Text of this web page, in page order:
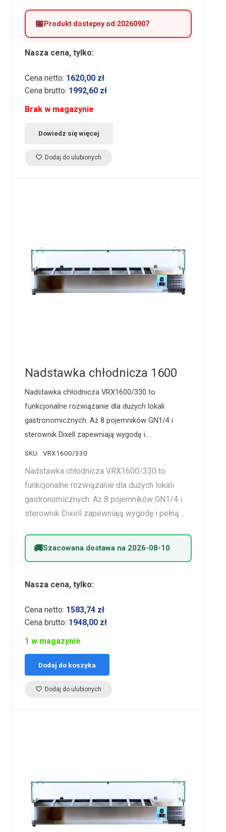
Produkt dostepny od:20260907
Nasza cena, tylko:
Cena netto: 1620,00 zł
Cena brutto: 1992,60 zł
Brak w magazynie
Dowiedz się więcej
Dodaj do ulubionych
Nadstawka chłodnicza 1600
Nadstawka chłodnicza VRX1600/330 to
funkcjonalne rozwiązanie dla dużych lokali
gastronomicznych. Aż 8 pojemników GN1/4 i
sterownik Dixell zapewniają wygodę i…
SKU: VRX1600/330
Nadstawka chłodnicza VRX1600/330 to
funkcjonalne rozwiązanie dla dużych lokali
gastronomicznych. Aż 8 pojemników GN1/4 i
sterownik Dixell zapewniają wygodę i pełną…
Szacowana dostawa na 2026-08-10
Nasza cena, tylko:
Cena netto: 1583,74 zł
Cena brutto: 1948,00 zł
1 w magazynie
Dodaj do koszyka
Dodaj do ulubionych